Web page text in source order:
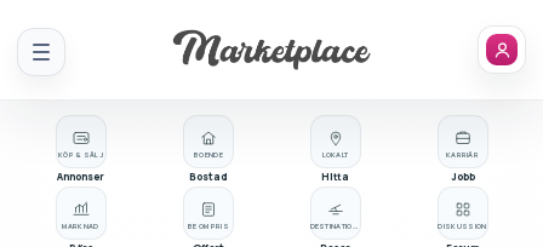
Meny
KÖP & SÄLJ
Annonser
BOENDE
Bostad
BE OM PRIS
MARKNAD
LOKALT
Hitta
KARRIÄR
Jobb
DISKUSSION